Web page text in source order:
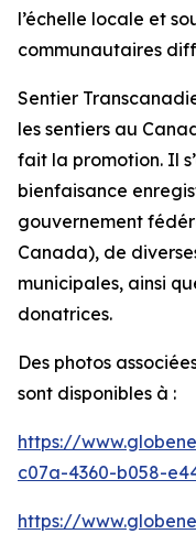
l’échelle locale et
communautaires
Sentier
les sentiers au
fait la promotion. Il
bienfaisance
gouvernement
Canada), de
municipales, ainsi
donatrices.
Des photos
sont disponibles à :
https://
c07a-4360-b058-
https://